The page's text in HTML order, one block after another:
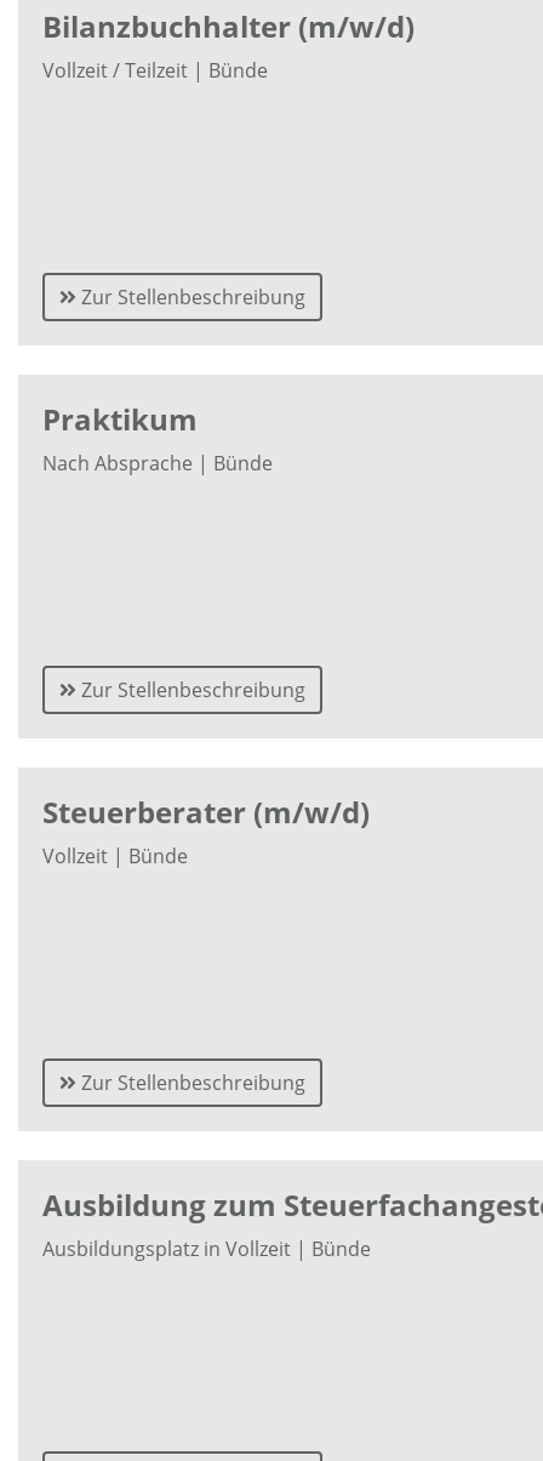
Bilanzbuchhalter (m/w/d)
Vollzeit / Teilzeit | Bünde
Zur Stellenbeschreibung
Praktikum
Nach Absprache | Bünde
Zur Stellenbeschreibung
Steuerberater (m/w/d)
Vollzeit | Bünde
Zur Stellenbeschreibung
Ausbildung zum
Ausbildungsplatz in Vollzeit | Bünde